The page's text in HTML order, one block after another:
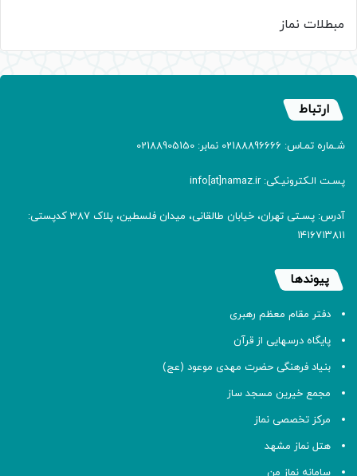
مبطلات نماز
ارتباط
شـماره تمـاس: 02188896666 نمابر: 02188905150
پسـت الـکترونیـکی: info[at]namaz.ir
آدرس: پسـتی تهران، خیابان طالقانی، میدان فلسطین، پلاک 387 کدپستی:
۱۴۱۶۷۱۳۸۱۱
پیوندها
دفتر مقام معظم رهبری
پایگاه درسهایی از قرآن
بنیاد فرهنگی حضرت مهدی موعود (عج)
مجمع خیرین مسجد ساز
مرکز تخصصی نماز
هتل نماز مشهد